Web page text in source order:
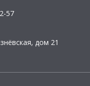
57
дом 21